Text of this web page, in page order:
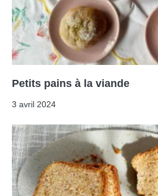
Petits pains à la viande
3 avril 2024